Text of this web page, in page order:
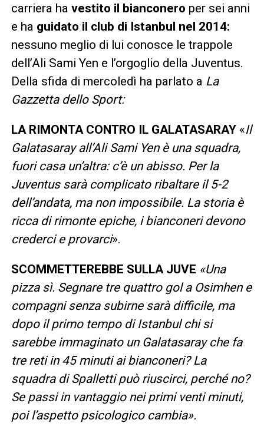
carriera ha vestito il bianconero per sei anni
e ha guidato il club di Istanbul nel 2014:
nessuno meglio di lui conosce le trappole
dell’Ali Sami Yen e l’orgoglio della Juventus.
Della sfida di mercoledì ha parlato a La
Gazzetta dello Sport:
LA RIMONTA CONTRO IL GALATASARAY«Il
Galatasaray all’Ali Sami Yen è una squadra,
fuori casa un’altra: c’è un abisso. Per la
Juventus sarà complicato ribaltare il 5-2
dell’andata, ma non impossibile. La storia è
ricca di rimonte epiche, i bianconeri devono
crederci e provarci».
SCOMMETTEREBBE SULLA JUVE «Una
pizza sì. Segnare tre quattro gol a Osimhen e
compagni senza subirne sarà difficile, ma
dopo il primo tempo di Istanbul chi si
sarebbe immaginato un Galatasaray che fa
tre reti in 45 minuti ai bianconeri? La
squadra di Spalletti può riuscirci, perché no?
Se passi in vantaggio nei primi venti minuti,
poi l’aspetto psicologico cambia».